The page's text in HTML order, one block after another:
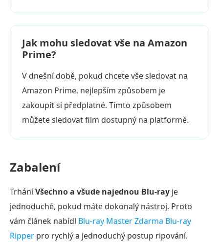
Jak mohu sledovat vše na Amazon
Prime?
V dnešní době, pokud chcete vše sledovat na
Amazon Prime, nejlepším způsobem je
zakoupit si předplatné. Tímto způsobem
můžete sledovat film dostupný na platformě.
Zabalení
TrháníVšechno a všude najednou Blu-ray je
jednoduché, pokud máte dokonalý nástroj. Proto
vám článek nabídl Blu-ray Master Zdarma Blu-ray
Ripper pro rychlý a jednoduchý postup ripování.